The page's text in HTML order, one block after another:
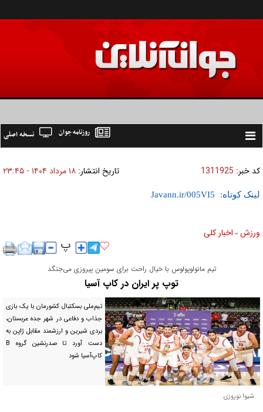
Toggle
نسخه اصلی روزنامه جوان
کد خبر: 1311925 تاریخ انتشار: ۱۸ مرداد ۱۴۰۴ - ۲۳:۴۵
لینک کوتاه:
ورزش » اخبار كلی
تیم مانولوپولوس با خیال راحت برای سومین پیروزی می‌جنگد
توپ پر ایران در کاپ آسیا
تیم‌ملی بسکتبال کشورمان با یک بازی
جذاب و دفاعی در شهر جده عربستان،
بردی شیرین و ارزشمند مقابل ژاپن به
دست آورد تا صدرنشین گروه B
کاپ‌آسیا شود
شیوا نوروزی